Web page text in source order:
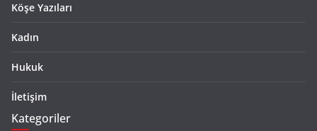
Köşe Yazıları
Kadın
Hukuk
İletişim
Kategoriler